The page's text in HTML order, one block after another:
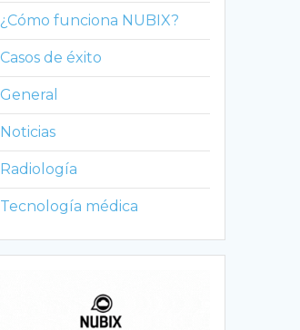
¿Cómo funciona NUBIX?
Casos de éxito
General
Noticias
Radiología
Tecnología médica